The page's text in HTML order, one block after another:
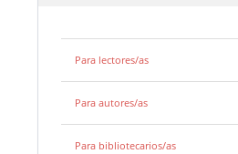
Para lectores/as
Para autores/as
Para bibliotecarios/as